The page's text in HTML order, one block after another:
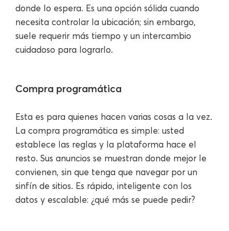
donde lo espera. Es una opción sólida cuando
necesita controlar la ubicación; sin embargo,
suele requerir más tiempo y un intercambio
cuidadoso para lograrlo.
Compra programática
Esta es para quienes hacen varias cosas a la vez.
La compra programática es simple: usted
establece las reglas y la plataforma hace el
resto. Sus anuncios se muestran donde mejor le
convienen, sin que tenga que navegar por un
sinfín de sitios. Es rápido, inteligente con los
datos y escalable: ¿qué más se puede pedir?